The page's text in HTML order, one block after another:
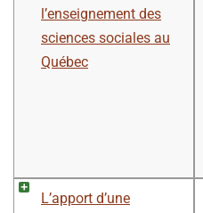
l’enseignement des
sciences sociales au
Québec
L’apport d’une